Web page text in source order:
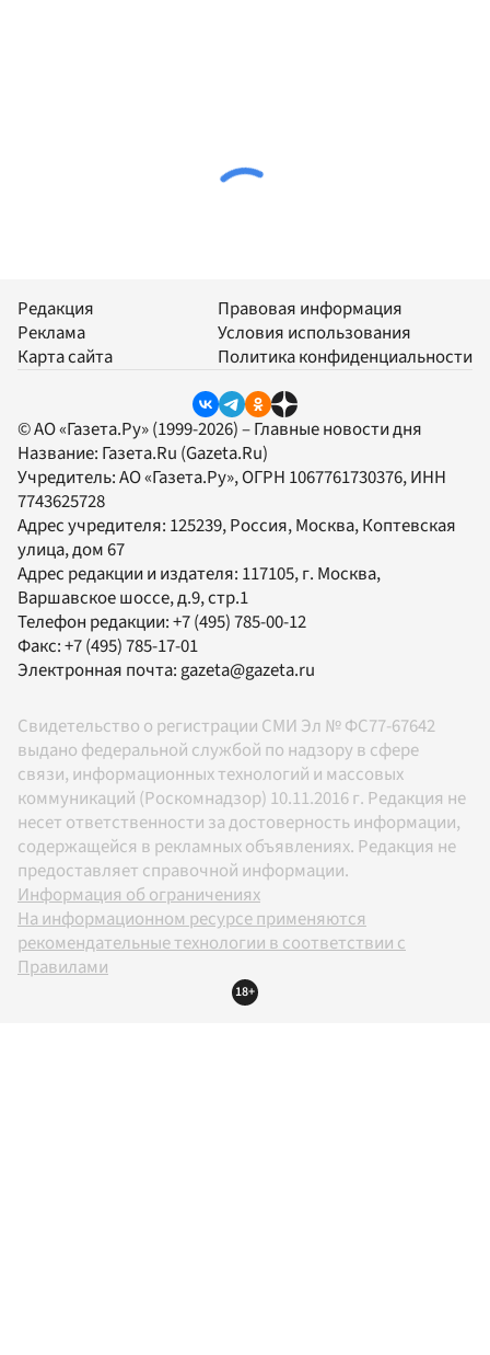
Редакция
Реклама
Карта сайта
Правовая информация
Условия использования
Политика конфиденциальности
© АО «Газета.Ру» (1999-2026) – Главные новости дня
Название: Газета.Ru (Gazeta.Ru)
Учредитель:АО «Газета.Ру», ОГРН 1067761730376, ИНН
7743625728
Адрес учредителя: 125239, Россия, Москва, Коптевская
улица, дом 67
Адрес редакции и издателя: 117105, г. Москва,
Варшавское шоссе, д.9, стр.1
Телефон редакции:+7 (495) 785-00-12
Факс:+7 (495) 785-17-01
Электронная почта: gazeta@gazeta.ru
Свидетельство о регистрации СМИ Эл № ФС77-67642
выдано федеральной службой по надзору в сфере
связи, информационных технологий и массовых
коммуникаций (Роскомнадзор) 10.11.2016 г. Редакция не
несет ответственности за достоверность информации,
содержащейся в рекламных объявлениях. Редакция не
предоставляет справочной информации.
Информация об ограничениях
На информационном ресурсе применяются
рекомендательные технологии в соответствии с
Правилами
18+